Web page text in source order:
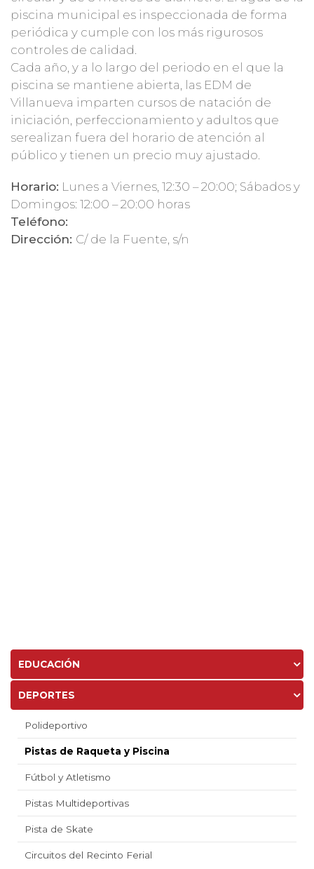
EDUCACIÓN
DEPORTES
Polideportivo
Pistas de Raqueta y Piscina
Fútbol y Atletismo
Pistas Multideportivas
Pista de Skate
Circuitos del Recinto Ferial
piscina municipal es inspeccionada de forma
periódica y cumple con los más rigurosos
controles de calidad.
Cada año, y a lo largo del periodo en el que la
piscina se mantiene abierta, las EDM de
Villanueva imparten cursos de natación de
iniciación, perfeccionamiento y adultos que
serealizan fuera del horario de atención al
público y tienen un precio muy ajustado.
Horario: Lunes a Viernes, 12:30 – 20:00; Sábados y
Domingos: 12:00 – 20:00 horas
Teléfono:
Dirección: C/ de la Fuente, s/n